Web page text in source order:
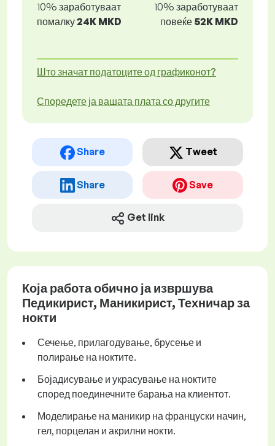
10% заработуваат
помалку24K MKD
10% заработуваат
повеќе 52K MKD
Што значат податоците од графиконот?
Споредете ја вашата плата со другите
Share Tweet
Share Save
Get link
Која работа обично ја извршува
Педикирист, Маникирист, Техничар за
нокти
Сечење, прилагодување, брусење и
полирање на ноктите.
Бојадисување и украсување на ноктите
според поединечните барања на клиентот.
Моделирање на маникир на француски начин,
гел, порцелан и акрилни нокти.